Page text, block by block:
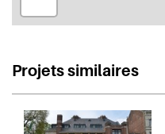
Projets similaires